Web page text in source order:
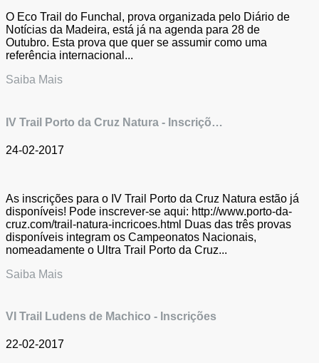
O Eco Trail do Funchal, prova organizada pelo Diário de
Notícias da Madeira, está já na agenda para 28 de
Outubro. Esta prova que quer se assumir como uma
referência internacional...
Saiba Mais
IV Trail Porto da Cruz Natura - Inscriçõ…
24-02-2017
As inscrições para o IV Trail Porto da Cruz Natura estão já
disponíveis! Pode inscrever-se aqui: http://www.porto-da-
cruz.com/trail-natura-incricoes.html Duas das três provas
disponíveis integram os Campeonatos Nacionais,
nomeadamente o Ultra Trail Porto da Cruz...
Saiba Mais
VI Trail Ludens de Machico - Inscrições
22-02-2017